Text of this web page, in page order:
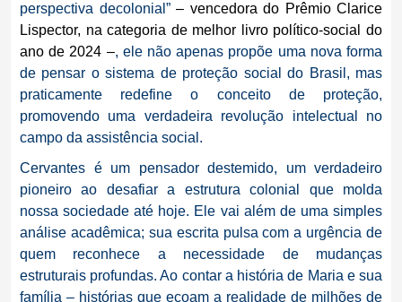
perspectiva decolonial”– vencedora do Prêmio Clarice
Lispector, na categoria demelhor livro político-social do
ano de 2024 –, ele não apenas propõe uma nova forma
de pensar o sistema de proteção social do Brasil, mas
praticamente redefine o conceito de proteção,
promovendo uma verdadeira revolução intelectual no
campo da assistência social.
Cervantes é um pensador destemido, um verdadeiro
pioneiro ao desafiar a estrutura colonial que molda
nossa sociedade até hoje. Ele vai além de uma simples
análise acadêmica; sua escrita pulsa com a urgência de
quem reconhece a necessidade de mudanças
estruturais profundas. Ao contar a história de Maria e sua
família – histórias que ecoam a realidade de milhões de